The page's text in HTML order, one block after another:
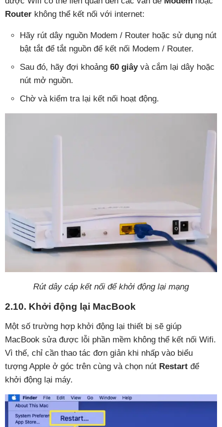
Router không thể kết nối với internet:
Hãy rút dây nguồn Modem / Router hoặc sử dụng nút
bật tắt để tắt nguồn để kết nối Modem / Router.
Sau đó, hãy đợi khoảng 60 giâyvà cắm lại dây hoặc
nút mở nguồn.
Chờ và kiểm tra lại kết nối hoạt động.
Rút dây cáp kết nối để khởi động lại mạng
2.10. Khởi động lại MacBook
Một số trường hợp khởi động lại thiết bị sẽ giúp
MacBook sửa được lỗi phần mềm không thể kết nối Wifi.
Vì thế, chỉ cần thao tác đơn giản khi nhấp vào biểu
tượng Apple ở góc trên cùng và chọn nút Restart để
khởi động lại máy.